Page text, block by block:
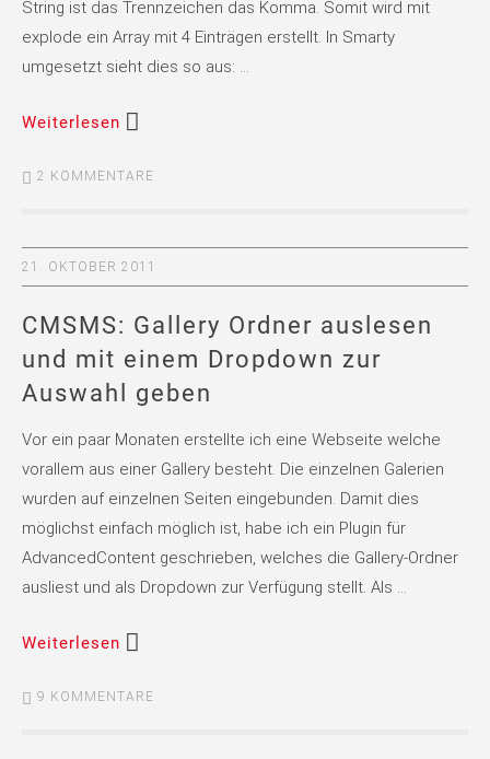
String ist das Trennzeichen das Komma. Somit wird mit
explode ein Array mit 4 Einträgen erstellt. In Smarty
umgesetzt sieht dies so aus: …
Weiterlesen
2 KOMMENTARE
21. OKTOBER 2011
CMSMS: Gallery Ordner auslesen
und mit einem Dropdown zur
Auswahl geben
Vor ein paar Monaten erstellte ich eine Webseite welche
vorallem aus einer Gallery besteht. Die einzelnen Galerien
wurden auf einzelnen Seiten eingebunden. Damit dies
möglichst einfach möglich ist, habe ich ein Plugin für
AdvancedContent geschrieben, welches die Gallery-Ordner
ausliest und als Dropdown zur Verfügung stellt. Als …
Weiterlesen
9 KOMMENTARE